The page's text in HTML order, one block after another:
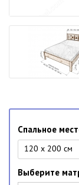
Спальное
120 x 200 см
Выберите